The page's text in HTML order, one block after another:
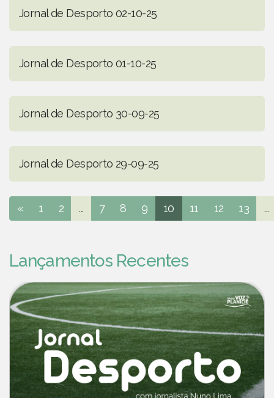
Jornal de Desporto 02-10-25
Jornal de Desporto 01-10-25
Jornal de Desporto 30-09-25
Jornal de Desporto 29-09-25
« 1 2 ... 7 8 9 10 11 12 13 ...
Lançamentos Recentes